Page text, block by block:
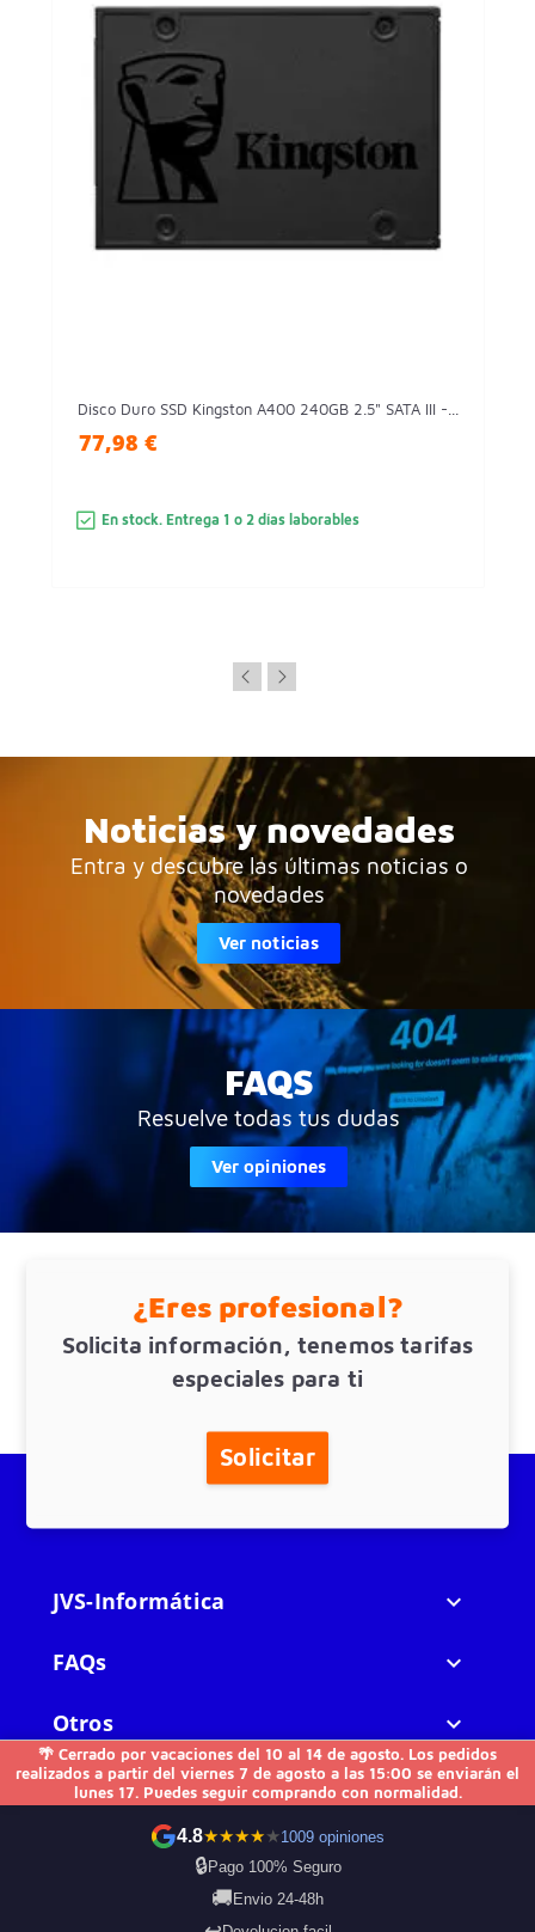
🌴 Cerrado por vacaciones del 10 al 14 de agosto. Los pedidos
realizados a partir del viernes 7 de agosto a las 15:00 se enviarán el
lunes 17. Puedes seguir comprando con normalidad.
Disco Duro SSD Kingston A400 240GB 2.5" SATA III -...
77,98 €
En stock. Entrega 1 o 2 días laborables
4.8★★★★★1009 opiniones
🔒Pago 100% Seguro
🚚 Envio 24-48h
Noticias y novedades
Entra y descubre las últimas noticias o
novedades
Ver noticias
FAQS
Resuelve todas tus dudas
Ver opiniones
¿Eres profesional?
Solicita información, tenemos tarifas
especiales para ti
Solicitar
JVS-Informática 
FAQs 
Otros 
Contacto